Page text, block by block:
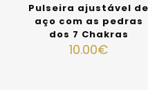
Pulseira ajustável de
aço com as pedras
dos 7 Chakras
10.00€